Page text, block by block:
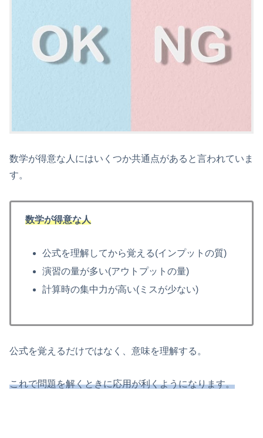
数学が得意な人にはいくつか共通点があると言われていま
す。
数学が得意な人
公式を理解してから覚える(インプットの質)
演習の量が多い(アウトプットの量)
計算時の集中力が高い(ミスが少ない)
公式を覚えるだけではなく、意味を理解する。
これで問題を解くときに応用が利くようになります。